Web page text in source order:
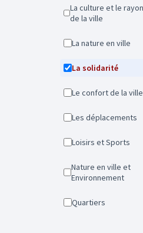
La culture et le rayonnement
de la ville
La nature en ville
La solidarité
Le confort de la ville
Les déplacements
Loisirs et Sports
Nature en ville et
Environnement
Quartiers